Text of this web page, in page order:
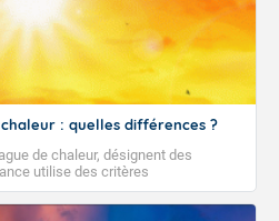
: quelles différences ?
de chaleur, désignent des
utilise des critères
qualifier les épisodes de chaleur qui
et socio-économiques